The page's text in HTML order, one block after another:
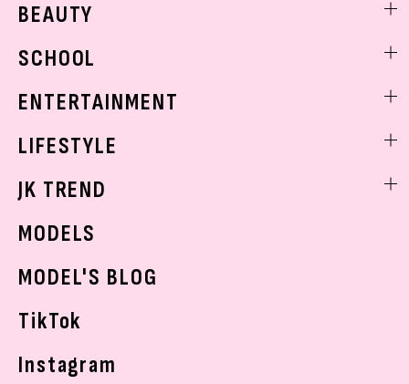
着回し
BEAUTY
ベストコスメ
ボディケア
SCHOOL
学校ヘアメイク
ENTERTAINMENT
K-POP
LIFESTYLE
モデルの購入品
おでかけ
JK TREND
MODELS
MODEL'S BLOG
TikTok
Instagram